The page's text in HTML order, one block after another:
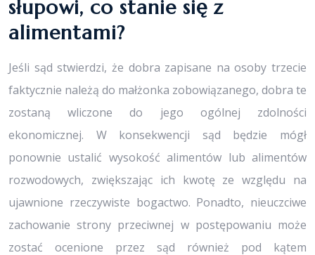
słupowi, co stanie się z
alimentami?
Jeśli sąd stwierdzi, że dobra zapisane na osoby trzecie
faktycznie należą do małżonka zobowiązanego, dobra te
zostaną wliczone do jego ogólnej zdolności
ekonomicznej. W konsekwencji sąd będzie mógł
ponownie ustalić wysokość alimentów lub alimentów
rozwodowych, zwiększając ich kwotę ze względu na
ujawnione rzeczywiste bogactwo. Ponadto, nieuczciwe
zachowanie strony przeciwnej w postępowaniu może
zostać ocenione przez sąd również pod kątem